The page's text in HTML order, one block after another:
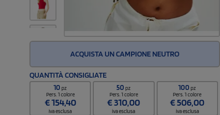
ACQUISTA UN CAMPIONE NEUTRO
QUANTITÀ CONSIGLIATE
10pz
Pers. 1 colore
€154,40
iva esclusa
50pz
Pers. 1 colore
€310,00
iva esclusa
100pz
Pers. 1 colore
€506,00
iva esclusa